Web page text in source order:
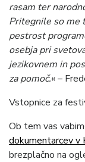
rasam ter
Pritegnile so me
pestrost
osebja pri
jezikovnem in
za pomoč.« –
Vstopnice za
Ob tem vas
dokumentarcevv
brezplačno na